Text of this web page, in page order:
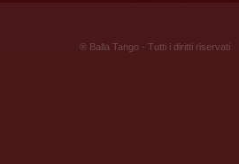
® Balla Tango - Tutti i diritti riservati